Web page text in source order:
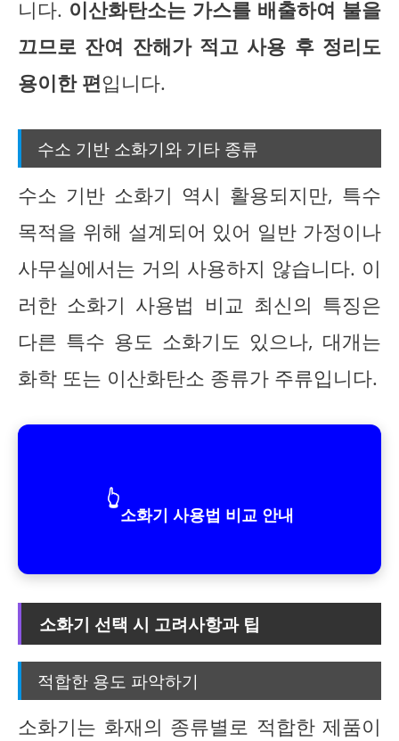
니다. 이산화탄소는 가스를 배출하여 불을
끄므로 잔여 잔해가 적고 사용 후 정리도
용이한 편입니다.
수소 기반 소화기와 기타 종류
수소 기반 소화기 역시 활용되지만, 특수
목적을 위해 설계되어 있어 일반 가정이나
사무실에서는 거의 사용하지 않습니다. 이
러한 소화기 사용법 비교 최신의 특징은
다른 특수 용도 소화기도 있으나, 대개는
화학 또는 이산화탄소 종류가 주류입니다.
👆
소화기 사용법 비교 안내
소화기 선택 시 고려사항과 팁
적합한 용도 파악하기
소화기는 화재의 종류별로 적합한 제품이